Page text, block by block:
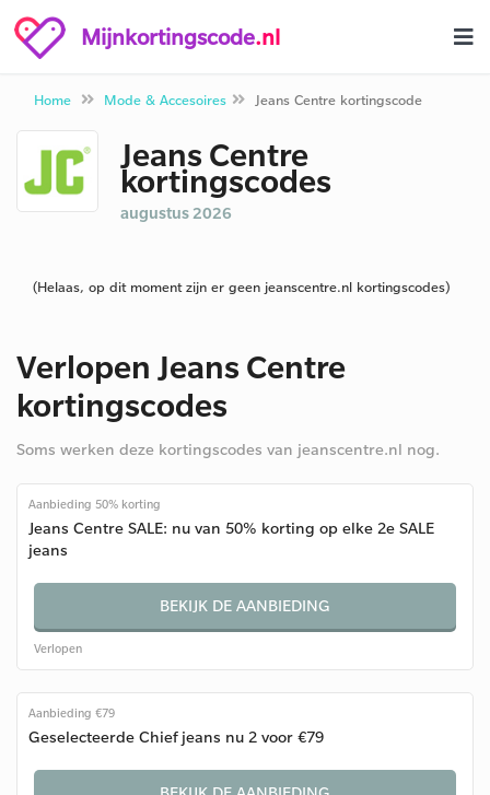
Mijnkortingscode.nl
Home Mode & Accesoires Jeans Centre kortingscode
Jeans Centre
kortingscodes
augustus 2026
(Helaas, op dit moment zijn er geen jeanscentre.nl kortingscodes)
Verlopen Jeans Centre
kortingscodes
Soms werken deze kortingscodes van jeanscentre.nl nog.
Aanbieding 50% korting
Jeans Centre SALE: nu van 50% korting op elke 2e SALE
jeans
BEKIJK DE AANBIEDING
Verlopen
Aanbieding €79
Geselecteerde Chief jeans nu 2 voor €79